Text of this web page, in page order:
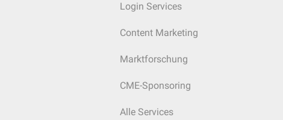
Login Services
Content Marketing
Marktforschung
CME-Sponsoring
Alle Services